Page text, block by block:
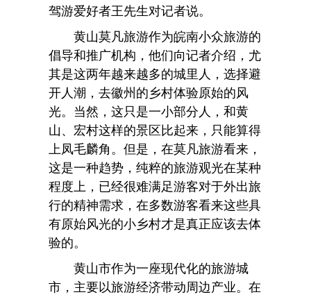
驾游爱好者王先生对记者说。
黄山莫凡旅游作为皖南小众旅游的
倡导和推广机构，他们向记者介绍，尤
其是这两年越来越多的城里人，选择避
开人潮，去徽州的乡村体验原始的风
光。当然，这只是一小部分人，和黄
山、宏村这样的景区比起来，只能算得
上凤毛麟角。但是，在莫凡旅游看来，
这是一种趋势，纯粹的旅游观光在某种
程度上，已经很难满足游客对于外出旅
行的精神需求，在多数游客看来这些具
有原始风光的小乡村才是真正应该去体
验的。
黄山市作为一座现代化的旅游城
市，主要以旅游经济带动周边产业。在